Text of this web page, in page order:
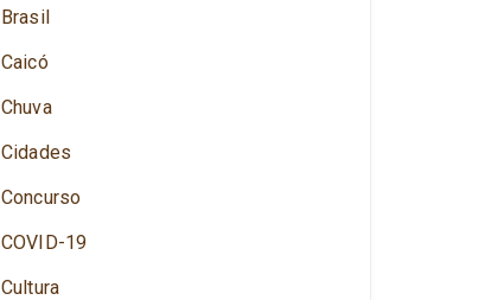
Brasil
Caicó
Chuva
Cidades
Concurso
COVID-19
Cultura